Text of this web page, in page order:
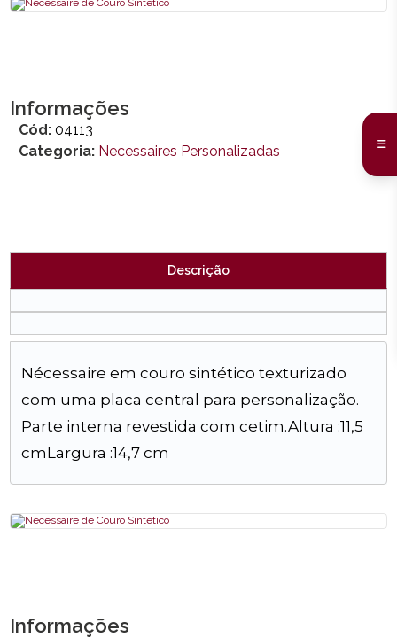
Informações
Cód: 04113
Categoria: Necessaires Personalizadas
Descrição
Nécessaire em couro sintético texturizado
com uma placa central para personalização.
Parte interna revestida com cetim.Altura :11,5
cmLargura :14,7 cm
Informações